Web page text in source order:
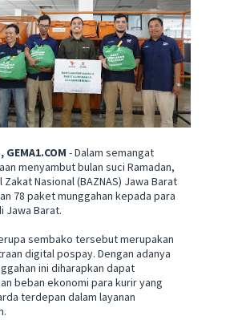
GEMA1.COM - Dalam semangat
menyambut bulan suci Ramadan,
Zakat Nasional (BAZNAS) Jawa Barat
78 paket munggahan kepada para
Jawa Barat.
sembako tersebut merupakan
digital pospay. Dengan adanya
ini diharapkan dapat
beban ekonomi para kurir yang
terdepan dalam layanan